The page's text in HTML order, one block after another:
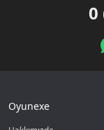
0
Oyunexe